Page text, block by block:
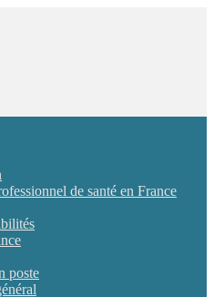
de santé en France
poste